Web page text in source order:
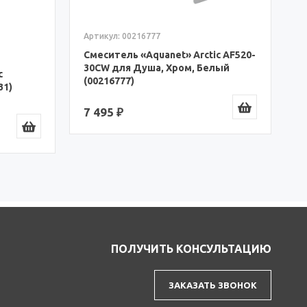
ПОЛУЧИТЬ КОНСУЛЬТАЦИЮ
ЗАКАЗАТЬ ЗВОНОК